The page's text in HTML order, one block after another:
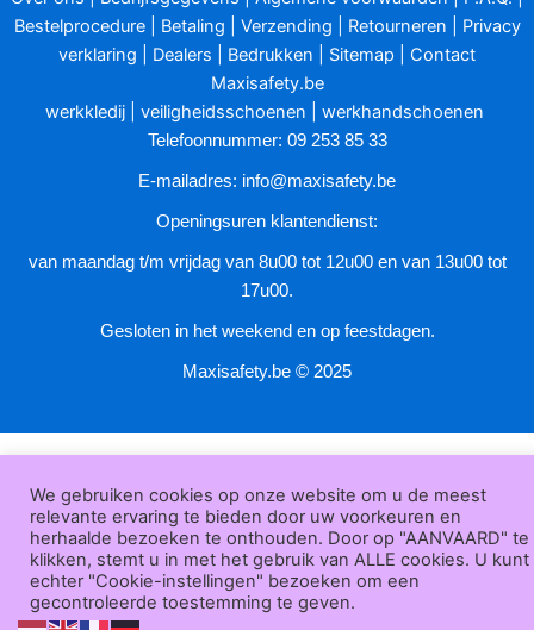
Bestelprocedure| Betaling Verzending Retourneren
Privacy
verklaring
Dealers Bedrukken Sitemap
Contact
Maxisafety.be
werkkledij
veiligheidsschoenen werkhandschoenen
Telefoonnummer: 09 253 85 33
E-mailadres: info@maxisafety.be
Openingsuren klantendienst:
van maandag t/m vrijdag van 8u00 tot 12u00 en van 13u00 tot
17u00.
Gesloten in het weekend en op feestdagen.
Maxisafety.be © 2025
We gebruiken cookies op onze website om u de meest
relevante ervaring te bieden door uw voorkeuren en
herhaalde bezoeken te onthouden. Door op "AANVAARD" te
klikken, stemt u in met het gebruik van ALLE cookies. U kunt
echter "Cookie-instellingen" bezoeken om een
gecontroleerde toestemming te geven.